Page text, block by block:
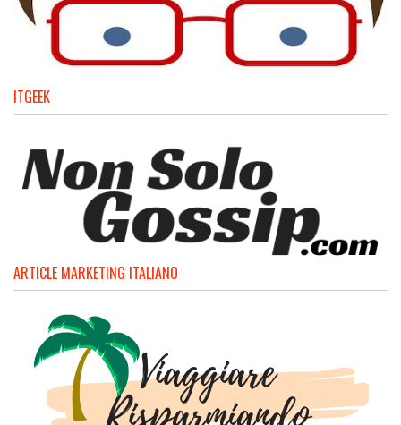
ITGEEK
ARTICLE MARKETING ITALIANO